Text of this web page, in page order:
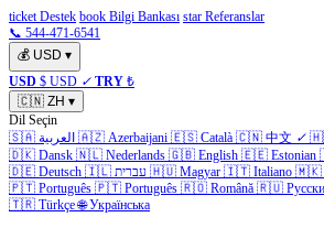
ticket Destek book Bilgi Bankası star Referanslar
📞 544-471-6541
💰 USD ▾
USD $ USD ✓ TRY ₺
🇨🇳 ZH ▾
Dil Seçin
🇸🇦 العربية 🇦🇿 Azerbaijani 🇪🇸 Català 🇨🇳 中文 ✓
🇩🇰 Dansk 🇳🇱 Nederlands 🇬🇧 English 🇪🇪 Estonian
🇩🇪 Deutsch 🇮🇱 עברית 🇭🇺 Magyar 🇮🇹 Italiano 🇲🇰
🇵🇹 Português 🇵🇹 Português 🇷🇴 Română 🇷🇺
🇹🇷 Türkçe 🌐 Українська